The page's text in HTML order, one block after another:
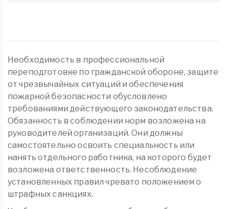
Необходимость в профессиональной
переподготовке по гражданской обороне, защите
от чрезвычайных ситуаций и обеспечения
пожарной безопасности обусловлено
требованиями действующего законодательства.
Обязанность в соблюдении норм возложена на
руководителей организаций. Они должны
самостоятельно освоить специальность или
нанять отдельного работника, на которого будет
возложена ответственность. Несоблюдение
установленных правил чревато положением о
штрафных санкциях.